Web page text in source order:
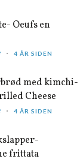
Oeufs en
4 ÅR SIDEN
med kimchi-
Cheese
4 ÅR SIDEN
frittata